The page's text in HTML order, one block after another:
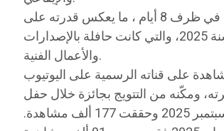
فخلال شهر فيفري 2026، وبمناسبة عيد الحب، أطلق كراي أغنية رومانسية “باينة” لاقت تفاعلا واسعا، حيث تجاوزت 286 ألف مشاهدة في ظرف 8 أيام ، ما يعكس قدرته على
ملامسة ذائقة الجمهور في المحطات العاطفية الخاصة. هولا يعتبر هذا النجاح منفصلا، بل يتنزّل ضمن مسار تصاعدي يشهده الفنان منذ سنة 2025، والتي كانت حافلة بالإصدارات
والأعمال الفنية.
كما واصل كراي تنويع إنتاجه، فأصدر في 12 ديسمبر 2025 أغنية “باي باي” التي قاربت 188 ألف مشاهدة، فيما صدرت أغنية “بتفركش” يوم 5 سبتمبر 2025 وحققت 177 ألف مشاهدة.